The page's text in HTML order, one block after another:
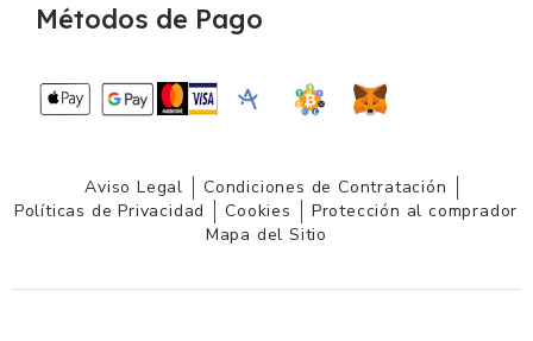
Métodos de Pago
Aviso Legal
Condiciones de Contratación
Políticas de Privacidad
Cookies
Protección al comprador
Mapa del Sitio